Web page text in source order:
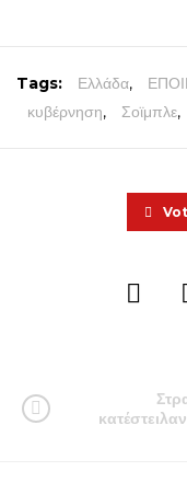
Tags: Ελλάδα,
κυβέρνηση, Σοϊμπλε,